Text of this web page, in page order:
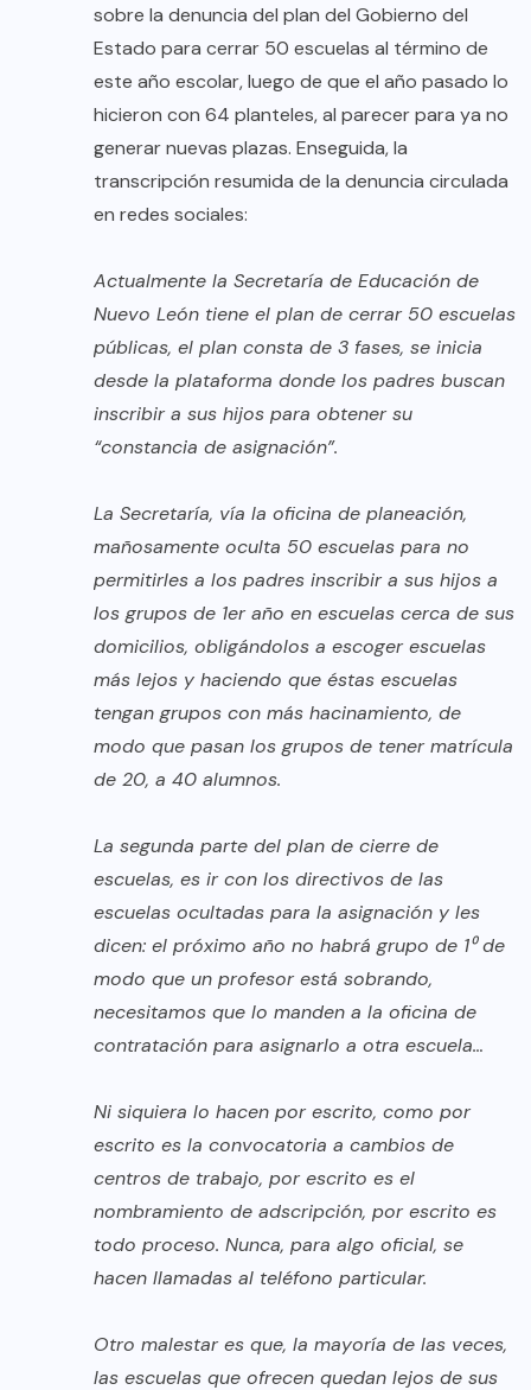
sobre la denuncia del plan del Gobierno del
Estado para cerrar 50 escuelas al término de
este año escolar, luego de que el año pasado lo
hicieron con 64 planteles, al parecer para ya no
generar nuevas plazas. Enseguida, la
transcripción resumida de la denuncia circulada
en redes sociales:
Actualmente la Secretaría de Educación de
Nuevo León tiene el plan de cerrar 50 escuelas
públicas, el plan consta de 3 fases, se inicia
desde la plataforma donde los padres buscan
inscribir a sus hijos para obtener su
“constancia de asignación”.
La Secretaría, vía la oficina de planeación,
mañosamente oculta 50 escuelas para no
permitirles a los padres inscribir a sus hijos a
los grupos de 1er año en escuelas cerca de sus
domicilios, obligándolos a escoger escuelas
más lejos y haciendo que éstas escuelas
tengan grupos con más hacinamiento, de
modo que pasan los grupos de tener matrícula
de 20, a 40 alumnos.
La segunda parte del plan de cierre de
escuelas, es ir con los directivos de las
escuelas ocultadas para la asignación y les
dicen: el próximo año no habrá grupo de 1⁰ de
modo que un profesor está sobrando,
necesitamos que lo manden a la oficina de
contratación para asignarlo a otra escuela…
Ni siquiera lo hacen por escrito, como por
escrito es la convocatoria a cambios de
centros de trabajo, por escrito es el
nombramiento de adscripción, por escrito es
todo proceso. Nunca, para algo oficial, se
hacen llamadas al teléfono particular.
Otro malestar es que, la mayoría de las veces,
las escuelas que ofrecen quedan lejos de sus